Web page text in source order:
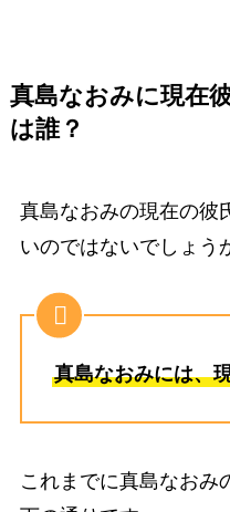
真島なおみに現在
は誰？
真島なおみの現在の彼
いのではないでしょう
真島なおみには、
これまでに真島なおみ